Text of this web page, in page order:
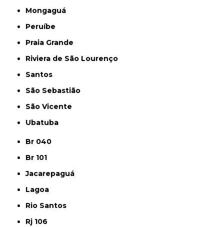
Mongaguá
Peruíbe
Praia Grande
Riviera de São Lourenço
Santos
São Sebastião
São Vicente
Ubatuba
Br 040
Br 101
Jacarepaguá
Lagoa
Rio Santos
Rj 106